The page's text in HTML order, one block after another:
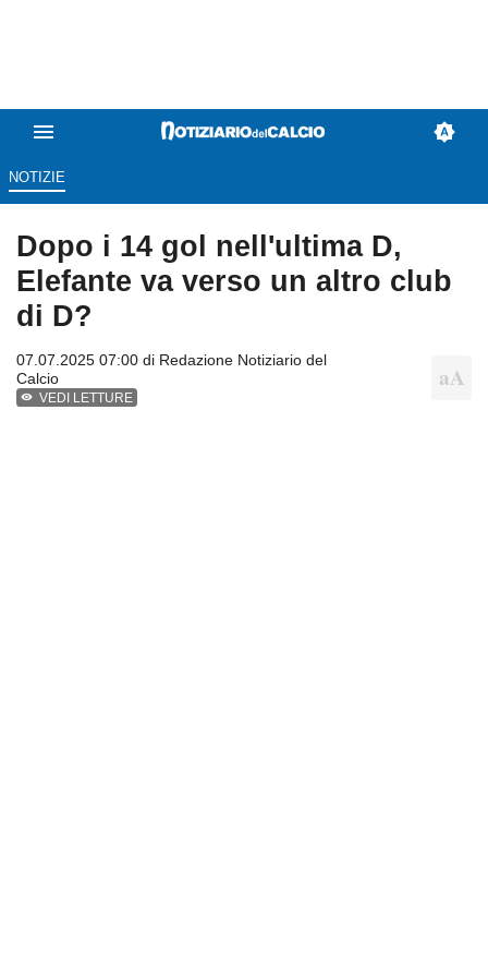
NOTIZIE
Dopo i 14 gol nell'ultima D,
Elefante va verso un altro club
di D?
07.07.2025 07:00 di Redazione Notiziario del
Calcio
VEDI LETTURE